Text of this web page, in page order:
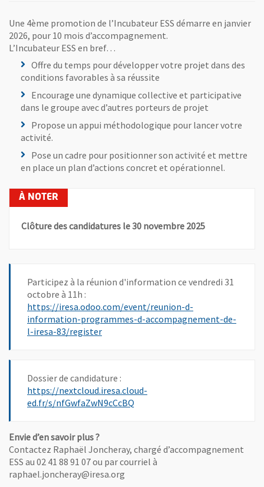
Une 4ème promotion de l’Incubateur ESS démarre en janvier
2026, pour 10 mois d’accompagnement.
L’Incubateur ESS en bref…
Offre du temps pour développer votre projet dans des
conditions favorables à sa réussite
Encourage une dynamique collective et participative
dans le groupe avec d’autres porteurs de projet
Propose un appui méthodologique pour lancer votre
activité.
Pose un cadre pour positionner son activité et mettre
en place un plan d’actions concret et opérationnel.
Clôture des candidatures le 30 novembre 2025
Participez à la réunion d'information ce vendredi 31
octobre à 11h :
https://iresa.odoo.com/event/reunion-d-
information-programmes-d-accompagnement-de-
l-iresa-83/register, Ouvre une nouvelle fenêtre
Dossier de candidature :
https://nextcloud.iresa.cloud-
ed.fr/s/nfGwfaZwN9cCcBQ
Envie d’en savoir plus ?
Contactez Raphaël Joncheray, chargé d’accompagnement
ESS au 02 41 88 91 07 ou par courriel à
raphael.joncheray@iresa.org